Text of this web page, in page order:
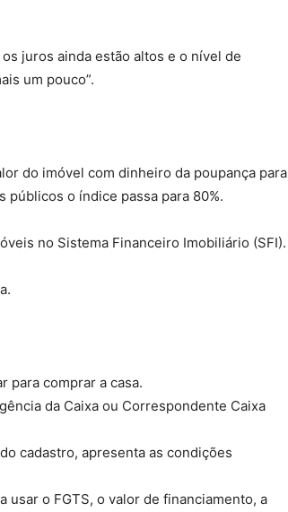
juros ainda estão altos e o nível de
um pouco”.
do imóvel com dinheiro da poupança para
públicos o índice passa para 80%.
no Sistema Financeiro Imobiliário (SFI).
para comprar a casa.
da Caixa ou Correspondente Caixa
cadastro, apresenta as condições
usar o FGTS, o valor de financiamento, a